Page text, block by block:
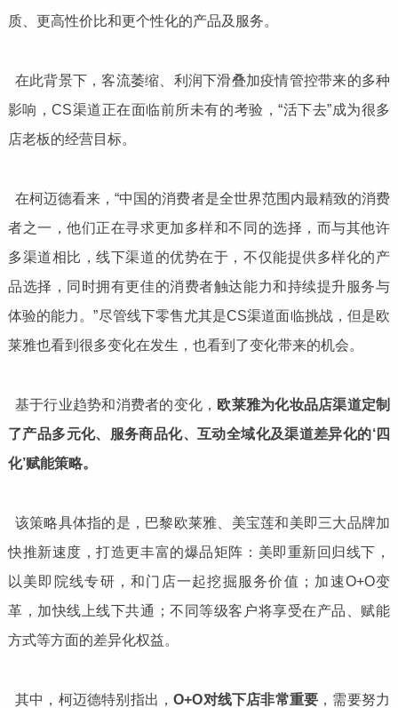
质、更高性价比和更个性化的产品及服务。
在此背景下，客流萎缩、利润下滑叠加疫情管控带来的多种
影响，CS渠道正在面临前所未有的考验，“活下去”成为很多
店老板的经营目标。
在柯迈德看来，“中国的消费者是全世界范围内最精致的消费
者之一，他们正在寻求更加多样和不同的选择，而与其他许
多渠道相比，线下渠道的优势在于，不仅能提供多样化的产
品选择，同时拥有更佳的消费者触达能力和持续提升服务与
体验的能力。”尽管线下零售尤其是CS渠道面临挑战，但是欧
莱雅也看到很多变化在发生，也看到了变化带来的机会。
基于行业趋势和消费者的变化， 欧莱雅为化妆品店渠道定制
了产品多元化、服务商品化、互动全域化及渠道差异化的‘四
化’赋能策略。
该策略具体指的是，巴黎欧莱雅、美宝莲和美即三大品牌加
快推新速度，打造更丰富的爆品矩阵：美即重新回归线下，
以美即院线专研，和门店一起挖掘服务价值；加速O+O变
革，加快线上线下共通；不同等级客户将享受在产品、赋能
方式等方面的差异化权益。
其中，柯迈德特别指出，O+O对线下店非常重要 ，需要努力